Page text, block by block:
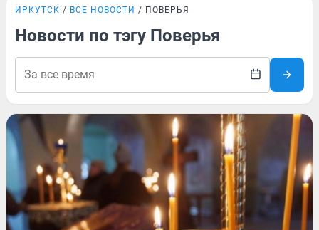
ИРКУТСК ВСЕ НОВОСТИ ПОВЕРЬЯ
Новости по тэгу Поверья